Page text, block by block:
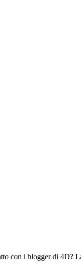
con i blogger di 4D?